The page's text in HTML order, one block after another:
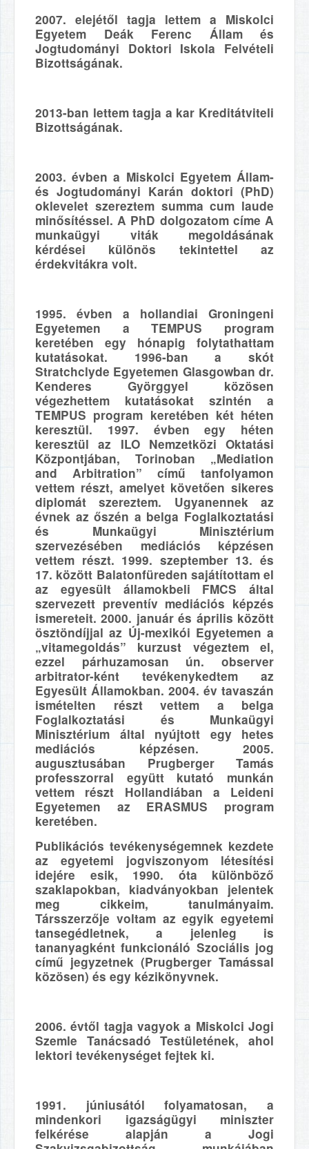
2007. elejétől tagja lettem a Miskolci
Egyetem Deák Ferenc Állam és
Jogtudományi Doktori Iskola Felvételi
Bizottságának.
2013-ban lettem tagja a kar Kreditátviteli
Bizottságának.
2003. évben a Miskolci Egyetem Állam-
és Jogtudományi Karán doktori (PhD)
oklevelet szereztem summa cum laude
minősítéssel. A PhD dolgozatom címe A
munkaügyi viták megoldásának
kérdései különös tekintettel az
érdekvitákra volt.
1995. évben a hollandiai Groningeni
Egyetemen a TEMPUS program
keretében egy hónapig folytathattam
kutatásokat. 1996-ban a skót
Stratchclyde Egyetemen Glasgowban dr.
Kenderes Györggyel közösen
végezhettem kutatásokat szintén a
TEMPUS program keretében két héten
keresztül. 1997. évben egy héten
keresztül az ILO Nemzetközi Oktatási
Központjában, Torinoban „Mediation
and Arbitration” című tanfolyamon
vettem részt, amelyet követően sikeres
diplomát szereztem.
Ugyanennek az
évnek az őszén a belga Foglalkoztatási
és Munkaügyi Minisztérium
szervezésében mediációs képzésen
vettem részt. 1999. szeptember 13. és
17. között Balatonfüreden sajátítottam el
az egyesült államokbeli FMCS által
szervezett preventív mediációs képzés
ismereteit. 2000. január és április között
ösztöndíjjal az Új-mexikói Egyetemen a
„vitamegoldás” kurzust végeztem el,
ezzel párhuzamosan ún. observer
arbitrator-ként tevékenykedtem az
Egyesült Államokban. 2004. év tavaszán
ismételten részt vettem a belga
Foglalkoztatási és Munkaügyi
Minisztérium által nyújtott egy hetes
mediációs képzésen. 2005.
augusztusában Prugberger Tamás
professzorral együtt kutató munkán
vettem részt Hollandiában a Leideni
Egyetemen az ERASMUS program
keretében.
Publikációs tevékenységemnek kezdete
az egyetemi jogviszonyom létesítési
idejére esik, 1990. óta különböző
szaklapokban, kiadványokban jelentek
meg cikkeim, tanulmányaim.
Társszerzője voltam az egyik egyetemi
tansegédletnek, a jelenleg is
tananyagként funkcionáló Szociális jog
című jegyzetnek (Prugberger Tamással
közösen) és egy kézikönyvnek.
2006. évtől tagja vagyok a Miskolci Jogi
Szemle Tanácsadó Testületének, ahol
lektori tevékenységet fejtek ki.
1991. júniusától folyamatosan, a
mindenkori igazságügyi miniszter
felkérése alapján a Jogi